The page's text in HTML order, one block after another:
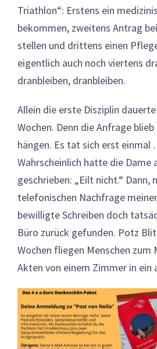
Triathlon“: Erstens ein
bekommen, zweitens Antrag
stellen und drittens einen
eigentlich auch noch viertens
dranbleiben, dranbleiben.
Allein die erste Disziplin
Wochen. Denn die Anfrage
hängen. Es tat sich erst einmal
Wahrscheinlich hatte die Dame
geschrieben: „Eilt nicht.“ Dann,
telefonischen Nachfrage
bewilligte Schreiben doch
Büro zurück gefunden. Potz
Wochen fliegen Menschen zum
Akten von einem Zimmer in ein